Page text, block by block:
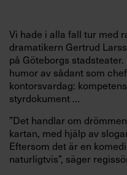
Vi hade i alla fall tur med
dramatikern Gertrud
på Göteborgs
humor av sådant som
kontorsvardag:
styrdokument …
”Det handlar om
kartan, med hjälp av
Eftersom det är en
naturligtvis”, säger